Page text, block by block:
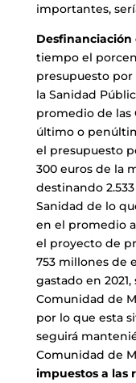
importantes,
tiempo el
presupuesto
la Sanidad
promedio de las
último o
el presupuesto
300 euros de la
destinando
Sanidad de lo
en el promedio
el proyecto de
753 millones de
gastado en
Comunidad de
por lo que esta
seguirá
Comunidad de
impuestos a las